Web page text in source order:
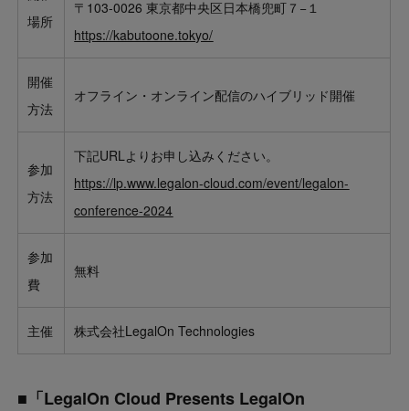
場所
〒103-0026 東京都中央区日本橋兜町７−１
https://kabutoone.tokyo/
開催
方法
オフライン・オンライン配信のハイブリッド開催
参加
方法
下記URLよりお申し込みください。
https://lp.www.legalon-cloud.com/event/legalon-
conference-2024
参加
費
無料
主催 株式会社LegalOn Technologies
■「LegalOn Cloud Presents LegalOn